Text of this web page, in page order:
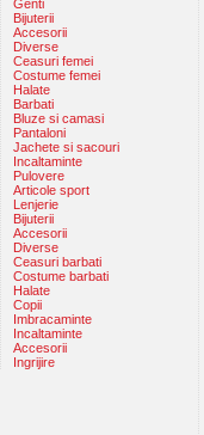
Genti
Bijuterii
Accesorii
Diverse
Ceasuri femei
Costume femei
Halate
Barbati
Bluze si camasi
Pantaloni
Jachete si sacouri
Incaltaminte
Pulovere
Articole sport
Lenjerie
Bijuterii
Accesorii
Diverse
Ceasuri barbati
Costume barbati
Halate
Copii
Imbracaminte
Incaltaminte
Accesorii
Ingrijire